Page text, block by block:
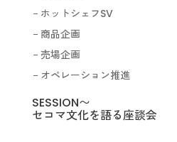
ホットシェフSV
商品企画
売場企画
オペレーション推進
SESSION〜
セコマ文化を語る座談会